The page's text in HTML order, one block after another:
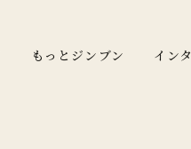
もっとジンブン イン